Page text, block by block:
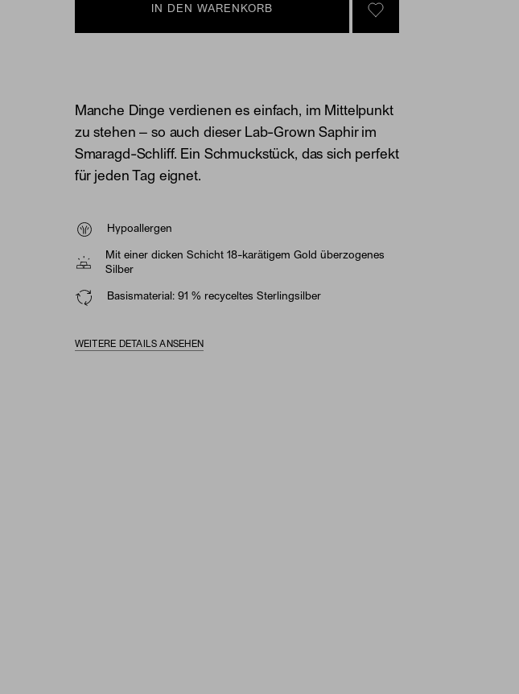
IN DEN WARENKORB
SIGN IN TO GO TO
Manche Dinge verdienen es einfach, im Mittelpunkt
zu stehen – so auch dieser Lab-Grown Saphir im
Smaragd-Schliff. Ein Schmuckstück, das sich perfekt
für jeden Tag eignet.
Hypoallergen
Mit einer dicken Schicht 18-karätigem Gold überzogenes
Silber
Basismaterial: 91 % recyceltes Sterlingsilber
WEITERE DETAILS ANSEHEN